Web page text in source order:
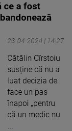
ce a fost
23-04-2024 | 14:27
Cătălin Cîrstoiu
susține că nu a
luat decizia de
face un pas
înapoi „pentru
că un medic nu
...